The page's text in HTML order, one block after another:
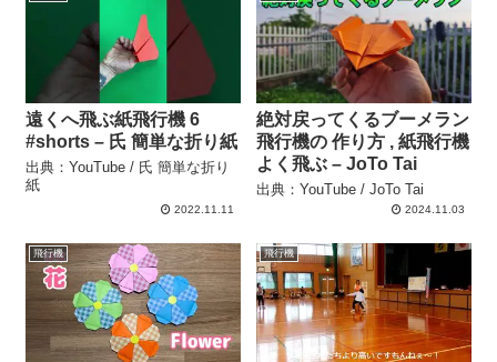
遠くへ飛ぶ紙飛行機 6
#shorts – 氏 簡単な折り紙
出典：YouTube / 氏 簡単な折り
紙
2022.11.11
絶対戻ってくるブーメラン
飛行機の 作り方 , 紙飛行機
よく飛ぶ – JoTo Tai
出典：YouTube / JoTo Tai
2024.11.03
飛行機 飛行機